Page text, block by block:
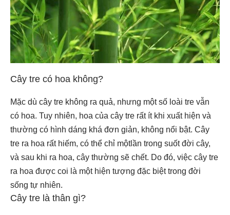
Cây tre có hoa không?
Mặc dù cây tre không ra quả, nhưng một số loài tre vẫn
có hoa. Tuy nhiên, hoa của cây tre rất ít khi xuất hiện và
thường có hình dáng khá đơn giản, không nổi bật. Cây
tre ra hoa rất hiếm, có thể chỉ mộtlần trong suốt đời cây,
và sau khi ra hoa, cây thường sẽ chết. Do đó, việc cây tre
ra hoa được coi là một hiện tượng đặc biệt trong đời
sống tự nhiên.
Cây tre là thân gì?